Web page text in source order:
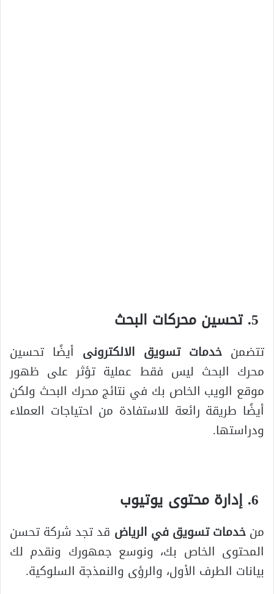
تحسين محركات البحث
تتضمن خدمات تسويق الالكترونى أيضًا تحسين
محرك البحث ليس فقط عملية تؤثر على ظهور
موقع الويب الخاص بك في نتائج محرك البحث ولكن
أيضًا طريقة رائعة للاستفادة من احتياجات العملاء
ودراستها.
إدارة محتوى يوتيوب
منخدمات تسويق في الرياض قد تجد شركة تحسن
المحتوى الخاص بك، ونوسع جمهورك ونقدم لك
بيانات الطرف الأول، والرؤى والنمذجة السلوكية.